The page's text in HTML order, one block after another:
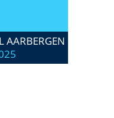
AARBERGEN